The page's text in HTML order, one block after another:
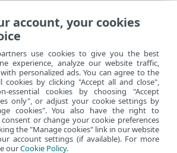
Advanced> 在
中新增訂閱
account, your cookies
use cookies to give you the best
experience, analyze our website traffic,
personalized ads. You can agree to the
cookies by clicking "Accept all and close",
essential cookies by choosing "Accept
only", or adjust your cookie settings by
cookies". You also have the right to
or change your cookie preferences
the "Manage cookies" link in our website
account settings (if available). For more
ourCookie Policy.